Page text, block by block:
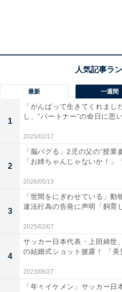
最新 一週間
1
「がんばって生きてくれまし
し、“パートナー”の命日に思
2025/02/17
2
「脳バグる」2児の父の“授業
「お姉ちゃんじゃないか！」
2026/05/13
3
「世間をにぎわせている」動
違法行為の告発に声明「飼育
2025/02/07
4
サッカー日本代表・上田綺世
の結婚式ショット披露！ 「
2023/06/27
「年々イケメン」サッカー日